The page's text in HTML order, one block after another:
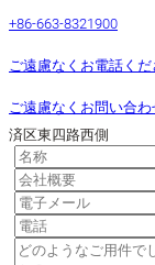
+86-663-8321900
ご遠慮なくお電話くだ
ご遠慮なくお問い合わ
済区東四路西側